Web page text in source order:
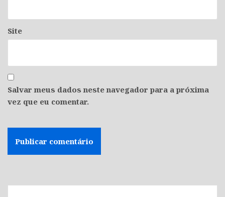
Site
Salvar meus dados neste navegador para a próxima
vez que eu comentar.